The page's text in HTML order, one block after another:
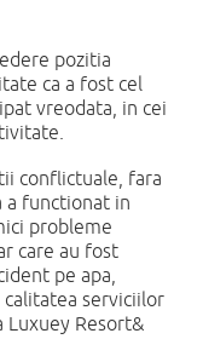
pozitia
ca a fost cel
vreodata, in cei
conflictuale, fara
a functionat in
probleme
care au fost
pe apa,
serviciilor
Luxuey Resort&